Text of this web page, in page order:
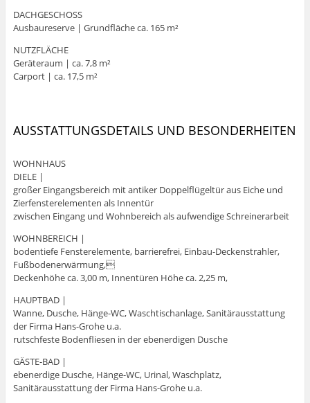
DACHGESCHOSS
Ausbaureserve | Grundfläche ca. 165 m²
NUTZFLÄCHE
Geräteraum | ca. 7,8 m²
Carport | ca. 17,5 m²
AUSSTATTUNGSDETAILS UND BESONDERHEITEN
WOHNHAUS
DIELE |
großer Eingangsbereich mit antiker Doppelflügeltür aus Eiche und
Zierfensterelementen als Innentür
zwischen Eingang und Wohnbereich als aufwendige Schreinerarbeit
WOHNBEREICH |
bodentiefe Fensterelemente, barrierefrei, Einbau-Deckenstrahler,
Fußbodenerwärmung,
Deckenhöhe ca. 3,00 m, Innentüren Höhe ca. 2,25 m,
HAUPTBAD |
Wanne, Dusche, Hänge-WC, Waschtischanlage, Sanitärausstattung
der Firma Hans-Grohe u.a.
rutschfeste Bodenfliesen in der ebenerdigen Dusche
GÄSTE-BAD |
ebenerdige Dusche, Hänge-WC, Urinal, Waschplatz,
Sanitärausstattung der Firma Hans-Grohe u.a.